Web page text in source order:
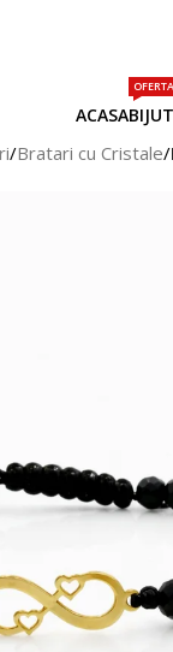
ACASA
/Bratari cu Cristale/